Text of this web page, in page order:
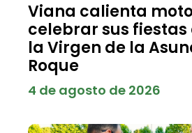
Viana calienta
celebrar sus fiestas
la Virgen de la
Roque
4 de agosto de 2026